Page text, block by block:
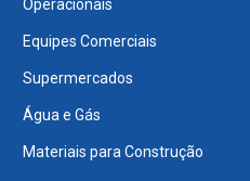
Operacionais
Equipes Comerciais
Supermercados
Água e Gás
Materiais para Construção